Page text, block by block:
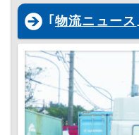
｢ 物流ニュース